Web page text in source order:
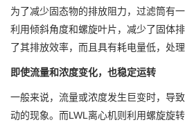
为了减少固态物的排放阻力，过滤筒有
利用倾斜角度和螺旋叶片，减少了固体
了其排放效率，而且具有耗电量低，处理
即使流量和浓度变化，也稳定运转
一般来说，流量或浓度发生巨变时，导
动的现象。而LWL离心机则利用螺旋旋